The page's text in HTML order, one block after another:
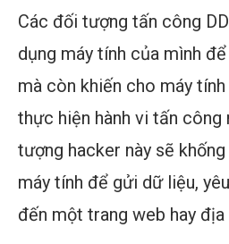
Các đối tượng tấn công
dụng máy tính của mình
mà còn khiến cho máy
thực hiện hành vi tấn công
tượng hacker này sẽ
máy tính để gửi dữ liệu,
đến một trang web hay